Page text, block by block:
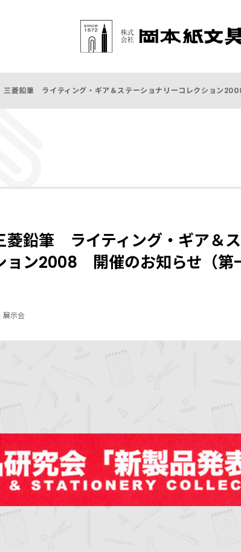
三菱鉛筆 ライティング・ギア＆ステーショナリーコレクション
菱鉛筆 ライティング・ギア＆
ョン2008 開催のお知らせ（第
展示会